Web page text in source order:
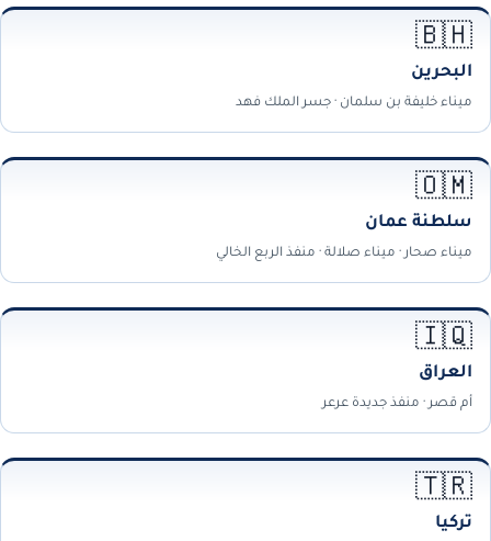
🇧🇭
البحرين
ميناء خليفة بن سلمان · جسر الملك فهد
🇴🇲
سلطنة عمان
ميناء صحار · ميناء صلالة · منفذ الربع الخالي
🇮🇶
العراق
أم قصر · منفذ جديدة عرعر
🇹🇷
تركيا